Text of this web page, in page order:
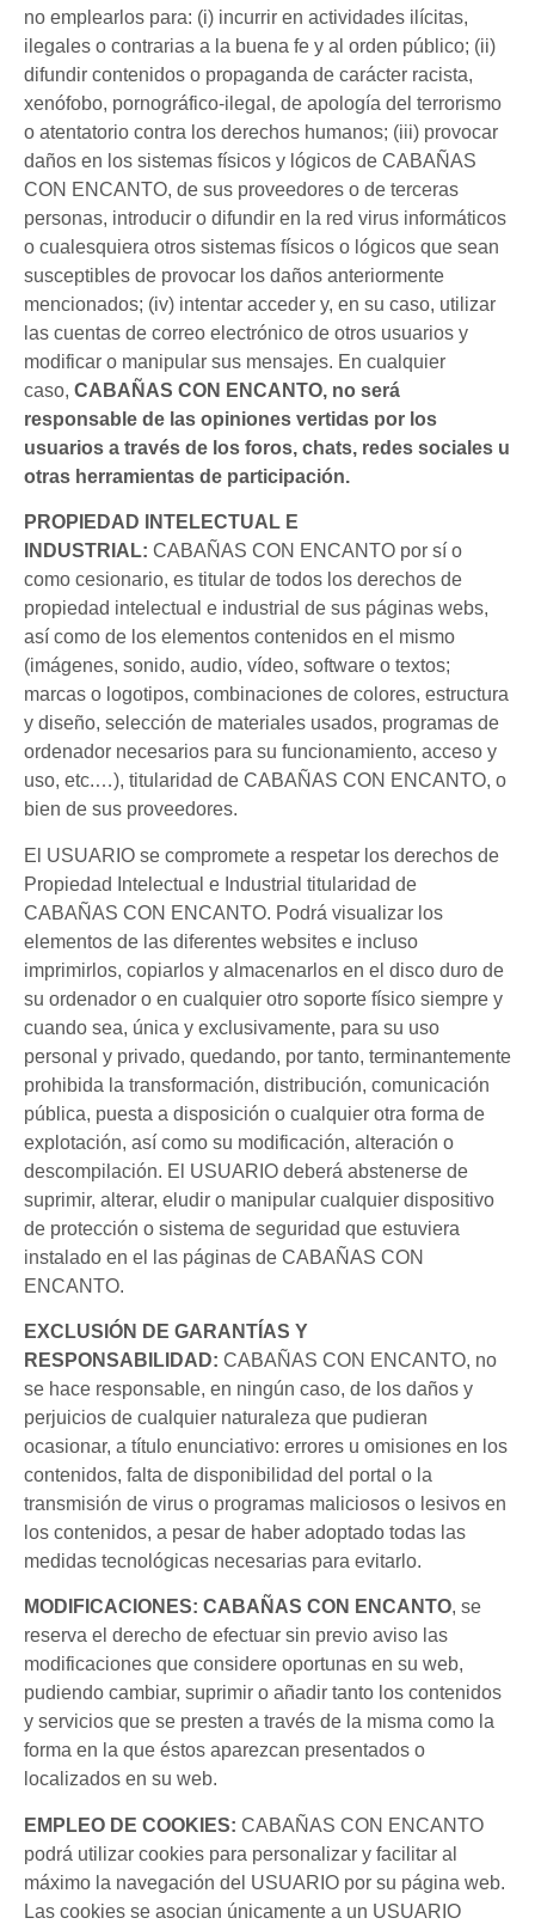
no emplearlos para: (i) incurrir en actividades ilícitas,
ilegales o contrarias a la buena fe y al orden público; (ii)
difundir contenidos o propaganda de carácter racista,
xenófobo, pornográfico-ilegal, de apología del terrorismo
o atentatorio contra los derechos humanos; (iii) provocar
daños en los sistemas físicos y lógicos de CABAÑAS
CON ENCANTO, de sus proveedores o de terceras
personas, introducir o difundir en la red virus informáticos
o cualesquiera otros sistemas físicos o lógicos que sean
susceptibles de provocar los daños anteriormente
mencionados; (iv) intentar acceder y, en su caso, utilizar
las cuentas de correo electrónico de otros usuarios y
modificar o manipular sus mensajes. En cualquier
caso, CABAÑAS CON ENCANTO, no será
responsable de las opiniones vertidas por los
usuarios a través de los foros, chats, redes sociales u
otras herramientas de participación.
PROPIEDAD INTELECTUAL E
INDUSTRIAL: CABAÑAS CON ENCANTO por sí o
como cesionario, es titular de todos los derechos de
propiedad intelectual e industrial de sus páginas webs,
así como de los elementos contenidos en el mismo
(imágenes, sonido, audio, vídeo, software o textos;
marcas o logotipos, combinaciones de colores, estructura
y diseño, selección de materiales usados, programas de
ordenador necesarios para su funcionamiento, acceso y
uso, etc.…), titularidad de CABAÑAS CON ENCANTO, o
bien de sus proveedores.
El USUARIO se compromete a respetar los derechos de
Propiedad Intelectual e Industrial titularidad de
CABAÑAS CON ENCANTO. Podrá visualizar los
elementos de las diferentes websites e incluso
imprimirlos, copiarlos y almacenarlos en el disco duro de
su ordenador o en cualquier otro soporte físico siempre y
cuando sea, única y exclusivamente, para su uso
personal y privado, quedando, por tanto, terminantemente
prohibida la transformación, distribución, comunicación
pública, puesta a disposición o cualquier otra forma de
explotación, así como su modificación, alteración o
descompilación. El USUARIO deberá abstenerse de
suprimir, alterar, eludir o manipular cualquier dispositivo
de protección o sistema de seguridad que estuviera
instalado en el las páginas de CABAÑAS CON
ENCANTO.
EXCLUSIÓN DE GARANTÍAS Y
RESPONSABILIDAD: CABAÑAS CON ENCANTO, no
se hace responsable, en ningún caso, de los daños y
perjuicios de cualquier naturaleza que pudieran
ocasionar, a título enunciativo: errores u omisiones en los
contenidos, falta de disponibilidad del portal o la
transmisión de virus o programas maliciosos o lesivos en
los contenidos, a pesar de haber adoptado todas las
medidas tecnológicas necesarias para evitarlo.
MODIFICACIONES: CABAÑAS CON ENCANTO, se
reserva el derecho de efectuar sin previo aviso las
modificaciones que considere oportunas en su web,
pudiendo cambiar, suprimir o añadir tanto los contenidos
y servicios que se presten a través de la misma como la
forma en la que éstos aparezcan presentados o
localizados en su web.
EMPLEO DE COOKIES: CABAÑAS CON ENCANTO
podrá utilizar cookies para personalizar y facilitar al
máximo la navegación del USUARIO por su página web.
Las cookies se asocian únicamente a un USUARIO